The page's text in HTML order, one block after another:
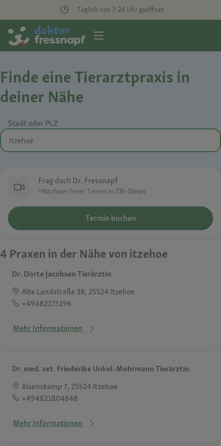
Täglich von 7-24 Uhr geöffnet
Finde eine Tierarztpraxis in
deiner Nähe
Stadt oder PLZ
Frag doch Dr. Fressnapf
Nächster freier Termin in 23h 02min
Termin buchen
4 Praxen in der Nähe von itzehoe
Dr. Dörte Jacobsen Tierärztin
Alte Landstraße 38, 25524 Itzehoe
+49482175196
Mehr Informationen
Dr. med. vet. Friederike Unkel-Mohrmann Tierärztin
Alsenskamp 7, 25524 Itzehoe
+494821804848
Mehr Informationen